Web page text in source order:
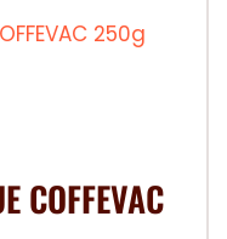
COFFEVAC